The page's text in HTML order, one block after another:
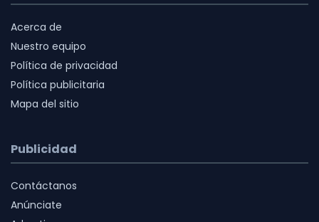
Acerca de
Nuestro equipo
Política de privacidad
Política publicitaria
Mapa del sitio
Publicidad
Contáctanos
Anúnciate